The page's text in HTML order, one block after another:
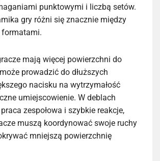
punktowymi i liczbą setów.
gry różni się znacznie między
mają więcej powierzchni do
prowadzić do dłuższych
nacisku na wytrzymałość
umiejscowienie. W deblach
zespołowa i szybkie reakcje,
muszą koordynować swoje ruchy
mniejszą powierzchnię